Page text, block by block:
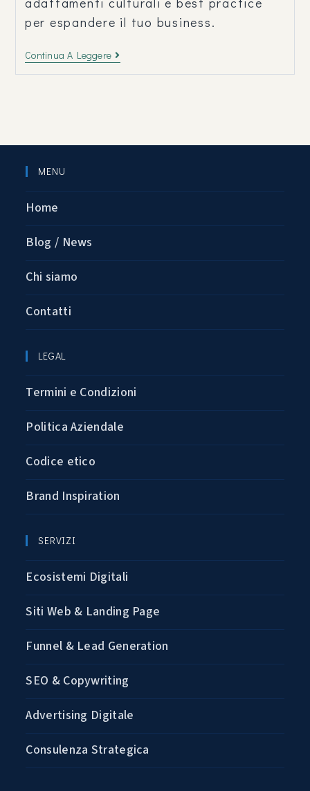
per espandere il tuo business.
Continua A Leggere
MENU
Home
Blog / News
Chi siamo
Contatti
LEGAL
Termini e Condizioni
Politica Aziendale
Codice etico
Brand Inspiration
SERVIZI
Ecosistemi Digitali
Siti Web & Landing Page
Funnel & Lead Generation
SEO & Copywriting
Advertising Digitale
Consulenza Strategica